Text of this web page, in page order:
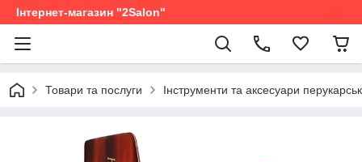
Інтернет-магазин "2Salon"
Товари та послуги Інструменти та аксесуари